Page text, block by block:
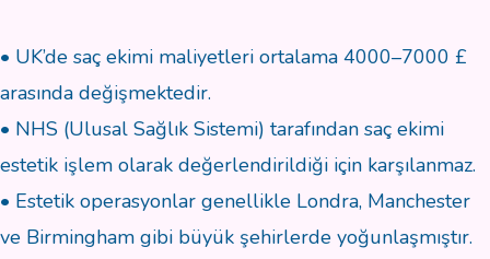
• UK’de saç ekimi maliyetleri ortalama 4000–7000 £
arasında değişmektedir.
• NHS (Ulusal Sağlık Sistemi) tarafından saç ekimi
estetik işlem olarak değerlendirildiği için karşılanmaz.
• Estetik operasyonlar genellikle Londra, Manchester
ve Birmingham gibi büyük şehirlerde yoğunlaşmıştır.